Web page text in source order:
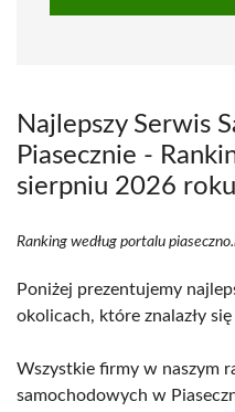
Najlepszy Serwis
Piasecznie -
sierpniu 2026 roku
Ranking według portalu
Poniżej prezentujemy
okolicach, które znalazły
Wszystkie firmy w naszym
samochodowych w